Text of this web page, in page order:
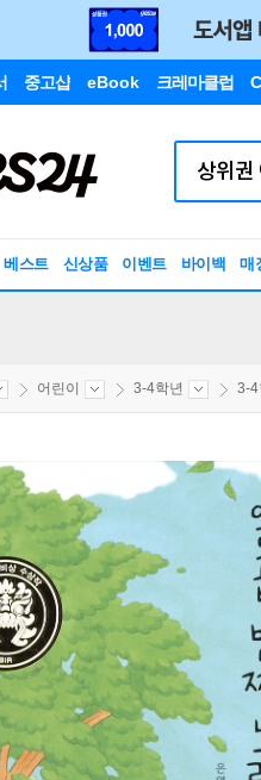
중고샵 eBook 크레마클럽
베스트 신상품 이벤트 바이백 매
어린이 3-4학년 3-4